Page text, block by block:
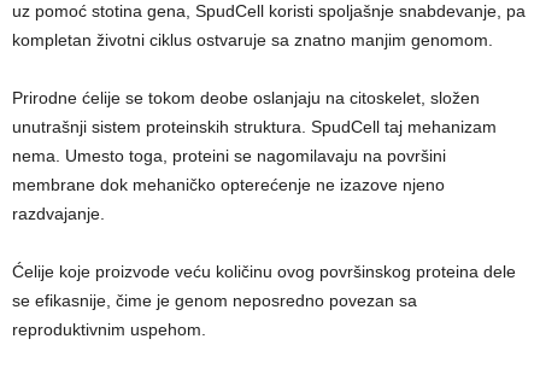
uz pomoć stotina gena, SpudCell koristi spoljašnje snabdevanje, pa
kompletan životni ciklus ostvaruje sa znatno manjim genomom.
Prirodne ćelije se tokom deobe oslanjaju na citoskelet, složen
unutrašnji sistem proteinskih struktura. SpudCell taj mehanizam
nema. Umesto toga, proteini se nagomilavaju na površini
membrane dok mehaničko opterećenje ne izazove njeno
razdvajanje.
Ćelije koje proizvode veću količinu ovog površinskog proteina dele
se efikasnije, čime je genom neposredno povezan sa
reproduktivnim uspehom.